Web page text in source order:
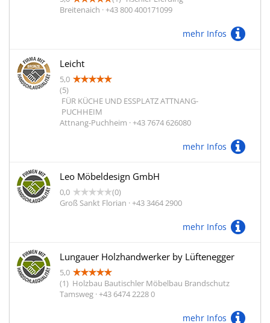
Breitenaich · +43 800 400171099
mehr Infos
Leicht
5,0
(5)
FÜR KÜCHE UND ESSPLATZ ATTNANG-
PUCHHEIM
Attnang-Puchheim · +43 7674 626080
mehr Infos
Leo Möbeldesign GmbH
0,0
(0)
Groß Sankt Florian · +43 3464 2900
mehr Infos
Lungauer Holzhandwerker by Lüftenegger
5,0
(1) Holzbau Bautischler Möbelbau Brandschutz
Tamsweg · +43 6474 2228 0
mehr Infos